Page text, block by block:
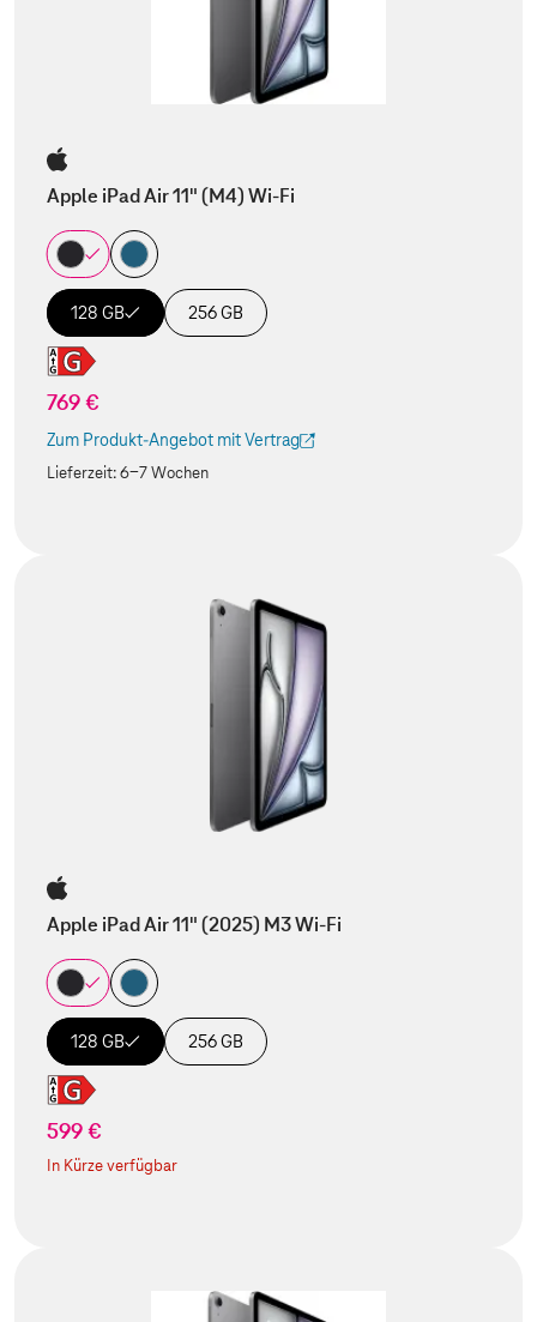
Apple iPad Air 11" (M4) Wi-Fi
128 GB 256 GB
769 €
Zum Produkt-Angebot mit Vertrag
(Der Link wird in einem neuen Tab geöffnet)
Lieferzeit:6-7 Wochen
Apple iPad Air 11" (2025) M3 Wi-Fi
128 GB 256 GB
599 €
In Kürze verfügbar